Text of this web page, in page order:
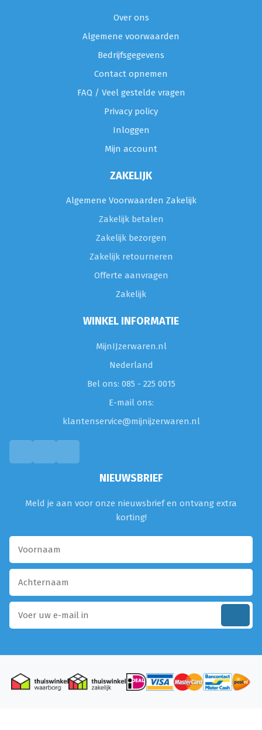
Over ons
Algemene voorwaarden
Bedrijfsgegevens
Contact opnemen
FAQ / Veel gestelde vragen
Privacy policy
Inloggen
Mijn account
ZAKELIJK
Algemene Voorwaarden Zakelijk
Zakelijk betalen
Zakelijk bezorgen
Zakelijk retourneren
Offerte aanvragen
Zakelijk
WINKEL INFORMATIE
MijnIJzerwaren.nl
Nederland
Bel ons: 085 - 225 0015
E-mail ons:
klantenservice@mijnijzerwaren.nl
NIEUWSBRIEF
Meld je aan voor onze nieuwsbrief en ontvang extra
korting!